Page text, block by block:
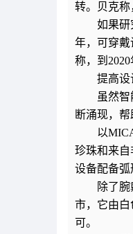
转。贝克称
如果研
年，可穿戴
称，到
提高设
虽然
断涌现，帮
以
珍珠和来
设备配备弧
除了
市，它由
可。